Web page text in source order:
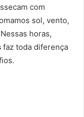
com
sol, vento,
horas,
faz toda diferença